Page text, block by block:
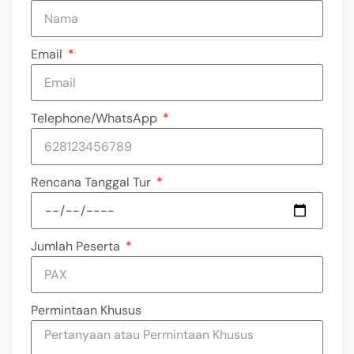
Email
Telephone/WhatsApp
Rencana Tanggal Tur
Jumlah Peserta
Permintaan Khusus